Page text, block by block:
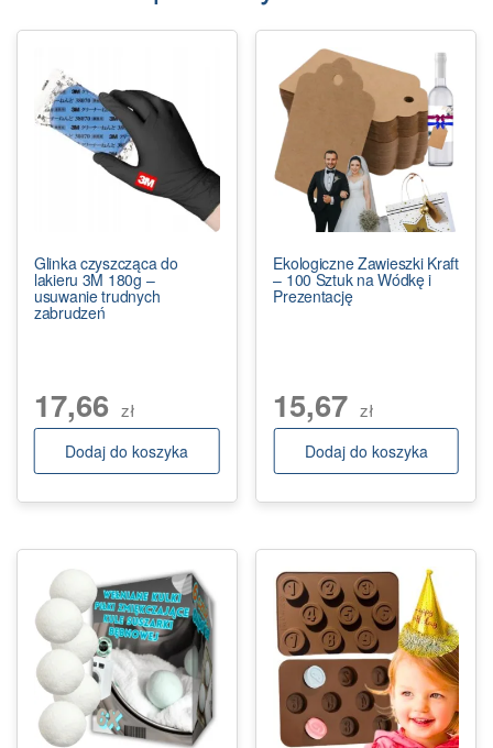
Glinka czyszcząca do
lakieru 3M 180g –
usuwanie trudnych
zabrudzeń
17,66 zł
Dodaj do koszyka
Ekologiczne Zawieszki Kraft
– 100 Sztuk na Wódkę i
Prezentację
15,67 zł
Dodaj do koszyka